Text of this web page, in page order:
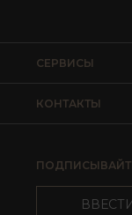
КОНТАКТЫ
СЕРВИСЫ